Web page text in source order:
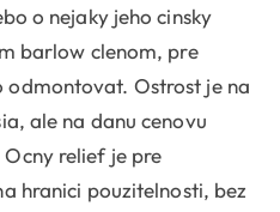
o nejaky jeho cinsky
barlow clenom, pre
odmontovat. Ostrost je na
ale na danu cenovu
relief je pre
hranici pouzitelnosti, bez